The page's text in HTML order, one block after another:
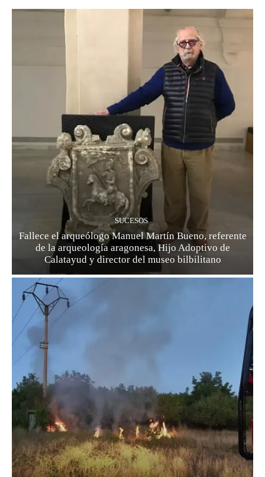
SUCESOS
Fallece el arqueólogo Manuel Martín Bueno, referente
de la arqueología aragonesa, Hijo Adoptivo de
Calatayud y director del museo bilbilitano